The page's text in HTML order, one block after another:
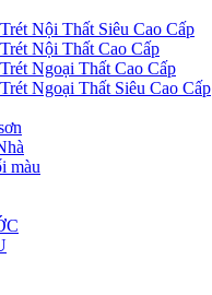
Nội Thất Siêu Cao Cấp
Nội Thất Cao Cấp
Ngoại Thất Cao Cấp
Ngoại Thất Siêu Cao Cấp
màu